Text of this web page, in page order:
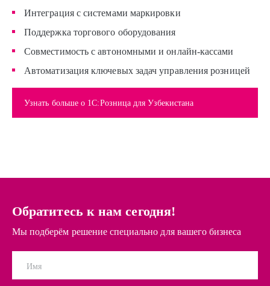
Интеграция с системами маркировки
Поддержка торгового оборудования
Совместимость с автономными и онлайн-кассами
Автоматизация ключевых задач управления розницей
Узнать больше о 1С:Розница для Узбекистана
Обратитесь к нам сегодня!
Мы подберём решение специально для вашего бизнеса
Имя